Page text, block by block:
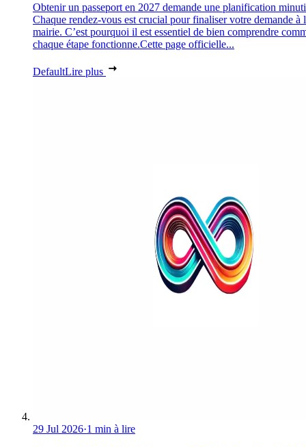
Obtenir un passeport en 2027 demande une planification
Chaque rendez-vous est crucial pour finaliser votre demande à
mairie. C’est pourquoi il est essentiel de bien comprendre
chaque étape fonctionne.Cette page officielle...
DefaultLire plus
29 Jul 2026·1 min à lire